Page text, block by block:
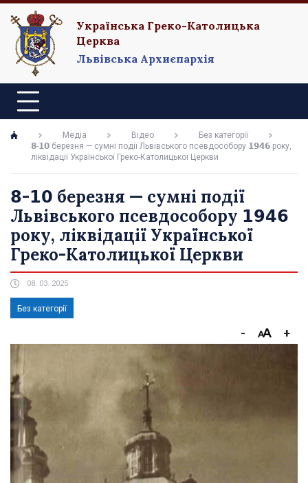
Українська Греко-Католицька
Церква
Львівська Архиєпархія
Медіа Відео
Без категорії
𝟴-𝟭𝟬 березня — сумні події Львівського псевдособору 𝟭𝟵𝟰𝟲 року,
ліквідації Української Греко-Католицької Церкви
𝟴-𝟭𝟬 березня — сумні події
Львівського псевдособору 𝟭𝟵𝟰𝟲
року, ліквідації Української
Греко-Католицької Церкви
08. 03. 2025
Без категорії
- +